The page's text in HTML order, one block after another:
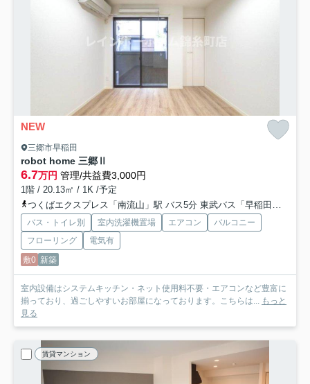
NEW
三郷市早稲田
robot home 三郷Ⅱ
6.7万円 管理/共益費3,000円
1階 / 20.13㎡ / 1K /予定
つくばエクスプレス「南流山」駅 バス5分 東武バス「早稲田中央通り商店街」 停歩7分
バス・トイレ別 室内洗濯機置場 エアコン
バルコニー
フローリング
電気有
敷0 新築
室内設備はシステムキッチン・ネット使用料不要・エアコンなど豊富に
揃っており、過ごしやすいお部屋になっております。こちらは...
もっと
見る
賃貸マンション